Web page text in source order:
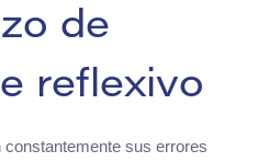
de
reflexivo
sus errores